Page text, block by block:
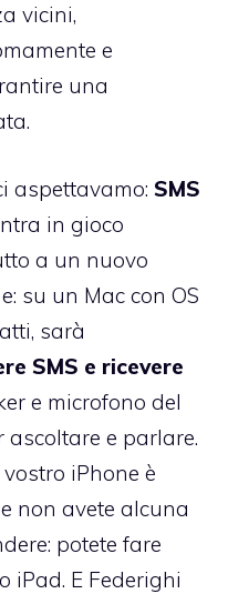
vicini,
e
una
aspettavamo: SMS
in gioco
a un nuovo
su un Mac con OS
sarà
SMS e ricevere
e microfono del
ascoltare e parlare.
iPhone è
non avete alcuna
potete fare
iPad. E Federighi